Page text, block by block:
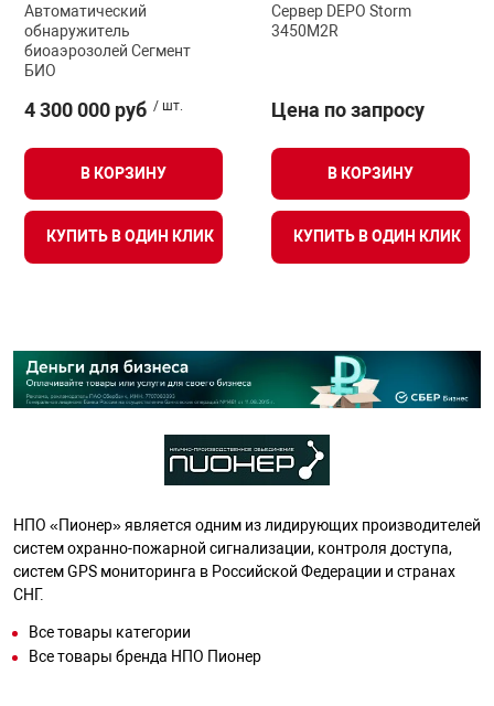
Автоматический
обнаружитель
биоаэрозолей Сегмент
БИО
4 300 000 руб / шт.
В КОРЗИНУ
КУПИТЬ В ОДИН КЛИК
Сервер DEPO Storm
3450M2R
Цена по запросу
В КОРЗИНУ
КУПИТЬ В ОДИН КЛИК
НПО «Пионер» является одним из лидирующих производителей
систем охранно-пожарной сигнализации, контроля доступа,
систем GPS мониторинга в Российской Федерации и странах
СНГ.
Все товары категории
Все товары бренда НПО Пионер